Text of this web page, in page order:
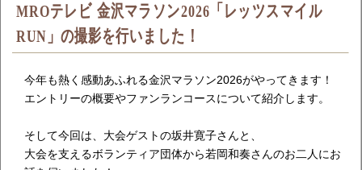
MROテレビ 金沢マラソン2026「レッツスマイル
RUN」の撮影を行いました！
今年も熱く感動あふれる金沢マラソン2026がやってきます！
エントリーの概要やファンランコースについて紹介します。
そして今回は、大会ゲストの坂井寛子さんと、
大会を支えるボランティア団体から若岡和奏さんのお二人にお